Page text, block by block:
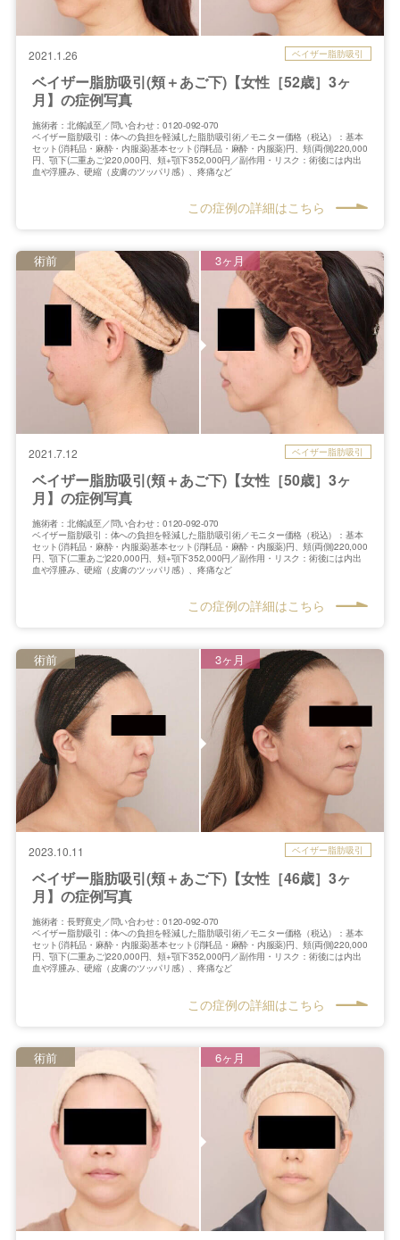
2021.1.26 ベイザー脂肪吸引
ベイザー脂肪吸引(頬＋あご下)【女性［52歳］3ヶ
月】の症例写真
施術者：北條誠至／問い合わせ：0120-092-070
ベイザー脂肪吸引：体への負担を軽減した脂肪吸引術／モニター価格（税込）：基本
セット(消耗品・麻酔・内服薬)基本セット(消耗品・麻酔・内服薬)円、頬(両側)220,000
円、顎下(二重あご)220,000円、頬+顎下352,000円／副作用・リスク：術後には内出
血や浮腫み、硬縮（皮膚のツッパリ感）、疼痛など
この症例の詳細はこちら
2021.7.12 ベイザー脂肪吸引
ベイザー脂肪吸引(頬＋あご下)【女性［50歳］3ヶ
月】の症例写真
術前 3ヶ月
施術者：北條誠至／問い合わせ：0120-092-070
ベイザー脂肪吸引：体への負担を軽減した脂肪吸引術／モニター価格（税込）：基本
セット(消耗品・麻酔・内服薬)基本セット(消耗品・麻酔・内服薬)円、頬(両側)220,000
円、顎下(二重あご)220,000円、頬+顎下352,000円／副作用・リスク：術後には内出
血や浮腫み、硬縮（皮膚のツッパリ感）、疼痛など
この症例の詳細はこちら
2023.10.11 ベイザー脂肪吸引
ベイザー脂肪吸引(頬＋あご下)【女性［46歳］3ヶ
月】の症例写真
術前 3ヶ月
施術者：長野寛史／問い合わせ：0120-092-070
ベイザー脂肪吸引：体への負担を軽減した脂肪吸引術／モニター価格（税込）：基本
セット(消耗品・麻酔・内服薬)基本セット(消耗品・麻酔・内服薬)円、頬(両側)220,000
円、顎下(二重あご)220,000円、頬+顎下352,000円／副作用・リスク：術後には内出
血や浮腫み、硬縮（皮膚のツッパリ感）、疼痛など
この症例の詳細はこちら
術前 6ヶ月